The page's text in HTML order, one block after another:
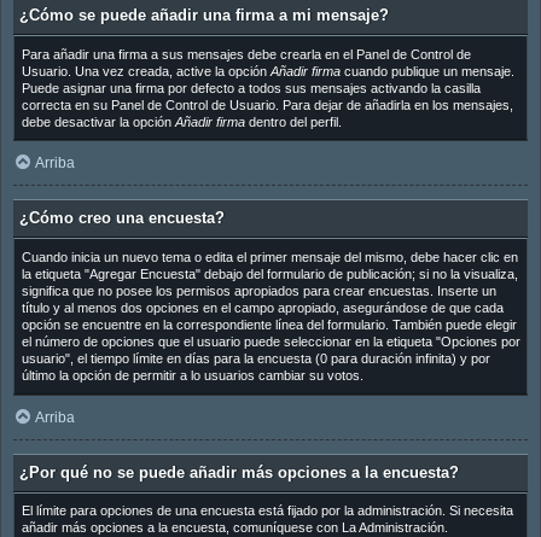
¿Cómo se puede añadir una firma a mi mensaje?
Para añadir una firma a sus mensajes debe crearla en el Panel de Control de
Usuario. Una vez creada, active la opción Añadir firmacuando publique un mensaje.
Puede asignar una firma por defecto a todos sus mensajes activando la casilla
correcta en su Panel de Control de Usuario. Para dejar de añadirla en los mensajes,
debe desactivar la opción Añadir firmadentro del perfil.
Arriba
¿Cómo creo una encuesta?
Cuando inicia un nuevo tema o edita el primer mensaje del mismo, debe hacer clic en
la etiqueta "Agregar Encuesta" debajo del formulario de publicación; si no la visualiza,
significa que no posee los permisos apropiados para crear encuestas. Inserte un
título y al menos dos opciones en el campo apropiado, asegurándose de que cada
opción se encuentre en la correspondiente línea del formulario. También puede elegir
el número de opciones que el usuario puede seleccionar en la etiqueta "Opciones por
usuario", el tiempo límite en días para la encuesta (0 para duración infinita) y por
último la opción de permitir a lo usuarios cambiar su votos.
Arriba
¿Por qué no se puede añadir más opciones a la encuesta?
El límite para opciones de una encuesta está fijado por la administración. Si necesita
añadir más opciones a la encuesta, comuníquese con La Administración.